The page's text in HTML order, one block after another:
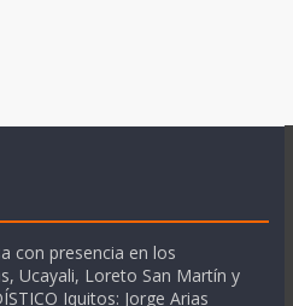
con presencia en los
Ucayali, Loreto San Martín y
Iquitos: Jorge Arias